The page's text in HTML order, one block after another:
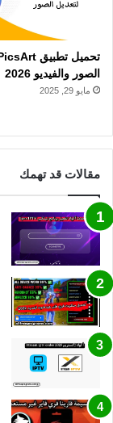
الصور والفيديو 2026
مايو 29, 2025
مقالات قد تهمك